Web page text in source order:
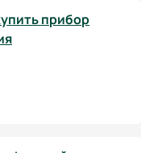
прибор